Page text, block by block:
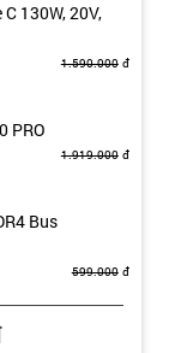
130W, 20V,
1.590.000 đ
PRO
1.919.000 đ
Bus
599.000 đ